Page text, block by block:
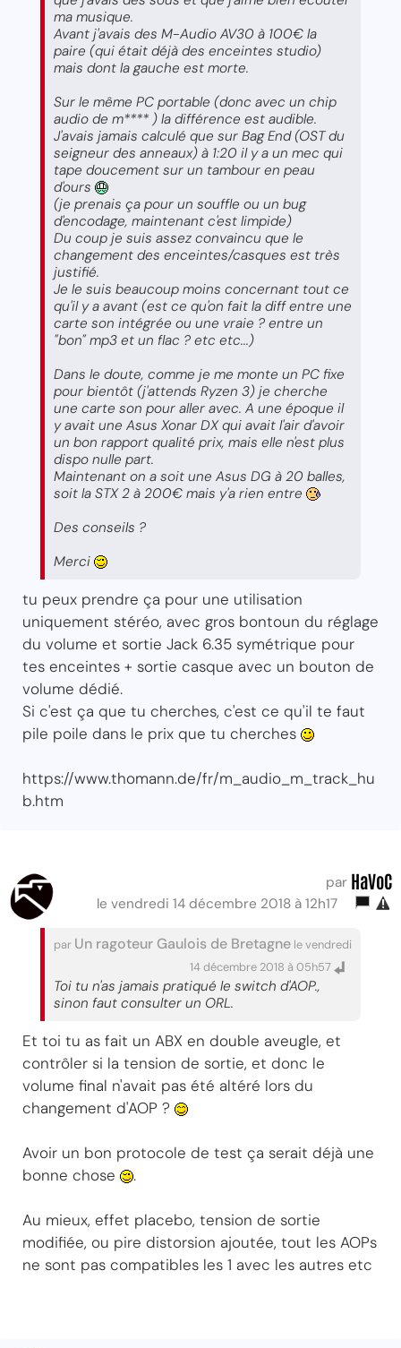
ma musique.
Avant j'avais des M-Audio AV30 à 100€ la
paire (qui était déjà des enceintes studio)
mais dont la gauche est morte.
Sur le même PC portable (donc avec un chip
audio de m**** ) la différence est audible.
J'avais jamais calculé que sur Bag End (OST du
seigneur des anneaux) à 1:20 il y a un mec qui
tape doucement sur un tambour en peau
d'ours
(je prenais ça pour un souffle ou un bug
d'encodage, maintenant c'est limpide)
Du coup je suis assez convaincu que le
changement des enceintes/casques est très
justifié.
Je le suis beaucoup moins concernant tout ce
qu'il y a avant (est ce qu'on fait la diff entre une
carte son intégrée ou une vraie ? entre un
"bon" mp3 et un flac ? etc etc...)
Dans le doute, comme je me monte un PC fixe
pour bientôt (j'attends Ryzen 3) je cherche
une carte son pour aller avec. A une époque il
y avait une Asus Xonar DX qui avait l'air d'avoir
un bon rapport qualité prix, mais elle n'est plus
dispo nulle part.
Maintenant on a soit une Asus DG à 20 balles,
soit la STX 2 à 200€ mais y'a rien entre
Des conseils ?
Merci
tu peux prendre ça pour une utilisation
uniquement stéréo, avec gros bontoun du réglage
du volume et sortie Jack 6.35 symétrique pour
tes enceintes + sortie casque avec un bouton de
volume dédié.
Si c'est ça que tu cherches, c'est ce qu'il te faut
pile poile dans le prix que tu cherches
https://www.thomann.de/fr/m_audio_m_track_hu
b.htm
par HaVoC
le vendredi 14 décembre 2018 à 12h17
par Un ragoteur Gaulois de Bretagne le vendredi
14 décembre 2018 à 05h57
Toi tu n'as jamais pratiqué le switch d'AOP.,
sinon faut consulter un ORL.
Et toi tu as fait un ABX en double aveugle, et
contrôler si la tension de sortie, et donc le
volume final n'avait pas été altéré lors du
changement d'AOP ?
Avoir un bon protocole de test ça serait déjà une
bonne chose
.
Au mieux, effet placebo, tension de sortie
modifiée, ou pire distorsion ajoutée, tout les AOPs
ne sont pas compatibles les 1 avec les autres etc